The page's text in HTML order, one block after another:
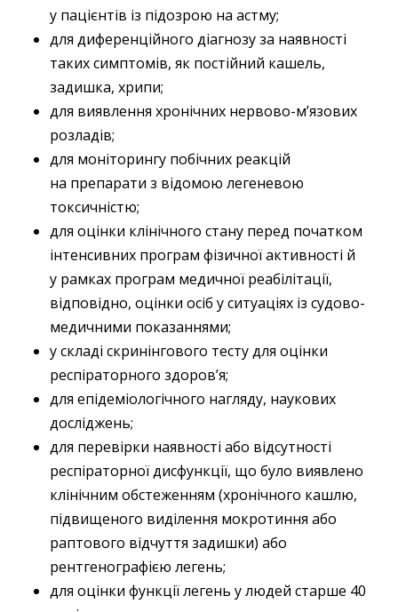
у пацієнтів із підозрою на астму;
для диференційного діагнозу за наявності
таких симптомів, як постійний кашель,
задишка, хрипи;
для виявлення хронічних нервово-м’язових
розладів;
для моніторингу побічних реакцій
на препарати з відомою легеневою
токсичністю;
для оцінки клінічного стану перед початком
інтенсивних програм фізичної активності й
у рамках програм медичної реабілітації,
відповідно, оцінки осіб у ситуаціях із судово-
медичними показаннями;
у складі скринінгового тесту для оцінки
респіраторного здоров’я;
для епідеміологічного нагляду, наукових
досліджень;
для перевірки наявності або відсутності
респіраторної дисфункції, що було виявлено
клінічним обстеженням (хронічного кашлю,
підвищеного виділення мокротиння або
раптового відчуття задишки) або
рентгенографією легень;
для оцінки функції легень у людей старше 40